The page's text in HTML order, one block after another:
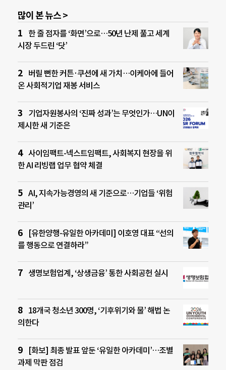
많이 본 뉴스 >
한 줄 점자를 ‘화면’으로…50년 난제 풀고 세계
시장 두드린 ‘닷’
버릴 뻔한 커튼·쿠션에 새 가치…이케아에 들어
온 사회적기업 재봉 서비스
기업자원봉사의 ‘진짜 성과’는 무엇인가…UN이
제시한 새 기준은
사이임팩트-넥스트임팩트, 사회복지 현장을 위
한 AI 리빙랩 업무 협약 체결
AI, 지속가능경영의 새 기준으로…기업들 ‘위험
관리’
[유한양행-유일한 아카데미] 이호영 대표 “선의
를 행동으로 연결하라”
생명보험업계, ‘상생금융’ 통한 사회공헌 실시
18개국 청소년 300명, ‘기후위기와 물’ 해법 논
의한다
[화보] 최종 발표 앞둔 ‘유일한 아카데미’…조별
과제 막판 점검